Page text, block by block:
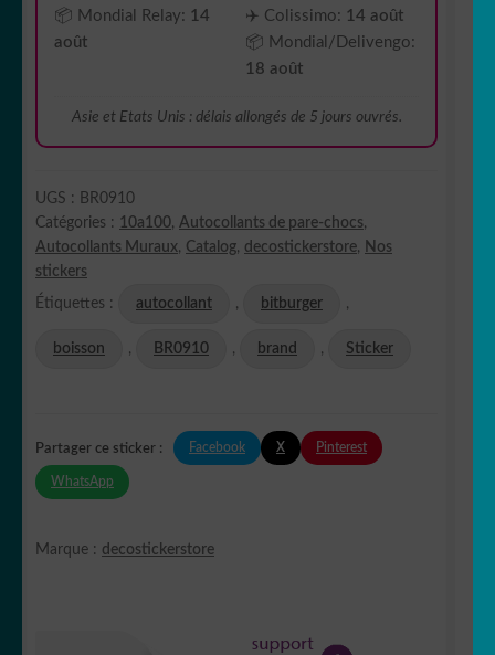
📦 Mondial Relay: 14
août
✈️ Colissimo: 14 août
📦 Mondial/Delivengo:
18 août
Asie et Etats Unis : délais allongés de 5 jours ouvrés.
UGS :
BR0910
Catégories : 10a100, Autocollants de pare-chocs,
Autocollants Muraux, Catalog, decostickerstore, Nos
stickers
Étiquettes : autocollant , bitburger ,
boisson , BR0910 , brand , Sticker
Partager ce sticker : Facebook X Pinterest
WhatsApp
Marque : decostickerstore